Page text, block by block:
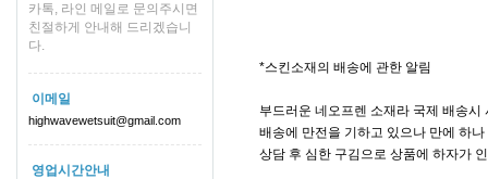
카톡, 라인 메일로 문의주시면
친절하게 안내해 드리겠습니
다.
이메일
highwavewetsuit@gmail.com
영업시간안내
*스킨소재의 배송에 관한 알림
부드러운 네오프렌 소재라 국제 배송
배송에 만전을 기하고 있으나 만에 하
상담 후 심한 구김으로 상품에 하자가